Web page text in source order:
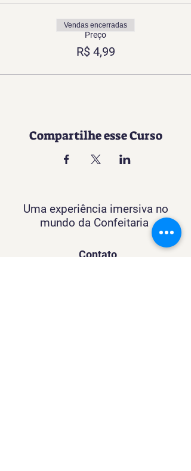
Preço
R$ 4,99
Vendas encerradas
Compartilhe esse Curso
Uma experiência imersiva no
mundo da Confeitaria
Contato